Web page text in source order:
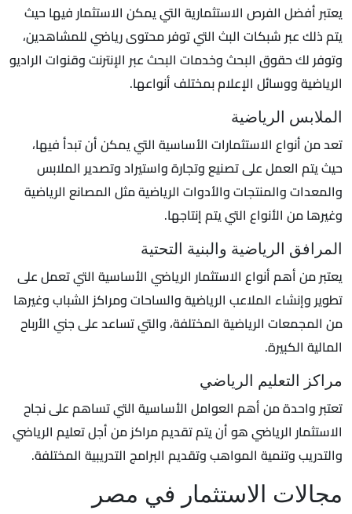
يعتبر أفضل الفرص الاستثمارية التي يمكن الاستثمار فيها حيث
يتم ذلك عبر شبكات البث التي توفر محتوى رياضي للمشاهدين،
وتوفر لك حقوق البحث وخدمات البحث عبر الإنترنت وقنوات الراديو
الرياضية ووسائل الإعلام بمختلف أنواعها.
الملابس الرياضية
تعد من أنواع الاستثمارات الأساسية التي يمكن أن تبدأ فيها،
حيث يتم العمل على تصنيع وتجارة واستيراد وتصدير الملابس
والمعدات والمنتجات والأدوات الرياضية مثل المصانع الرياضية
وغيرها من الأنواع التي يتم إنتاجها.
المرافق الرياضية والبنية التحتية
يعتبر من أهم أنواع الاستثمار الرياضي الأساسية التي تعمل على
تطوير وإنشاء الملاعب الرياضية والساحات ومراكز الشباب وغيرها
من المجمعات الرياضية المختلفة، والتي تساعد على جني الأرباح
المالية الكبيرة.
مراكز التعليم الرياضي
تعتبر واحدة من أهم العوامل الأساسية التي تساهم على نجاح
الاستثمار الرياضي هو أن يتم تقديم مراكز من أجل تعليم الرياضي
والتدريب وتنمية المواهب وتقديم البرامج التدريبية المختلفة.
مجالات الاستثمار في مصر